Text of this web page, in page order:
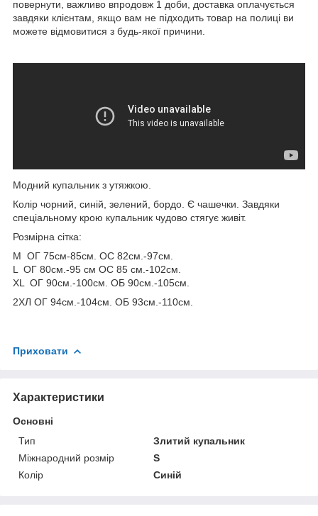
повернути, важливо впродовж 1 доби, доставка оплачується
завдяки клієнтам, якщо вам не підходить товар на полиці ви
можете відмовитися з будь-якої причини.
Модний купальник з утяжкою.
Колір чорний, синій, зелений, бордо. Є чашечки. Завдяки
спеціальному крою купальник чудово стягує живіт.
Розмірна сітка:
M ОГ 75см-85см. ОС 82см.-97см.
L ОГ 80см.-95 см ОС 85 см.-102см.
XL ОГ 90см.-100см. ОБ 90см.-105см.
2ХЛ ОГ 94см.-104см. ОБ 93см.-110см.
Приховати
Характеристики
Основні
Тип
Злитий купальник
Міжнародний розмір
S
Колір
Синій